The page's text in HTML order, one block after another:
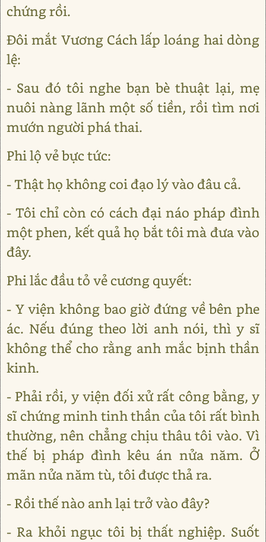
chứng rồi.
Đôi mắt Vương Cách lấp loáng hai dòng
lệ:
- Sau đó tôi nghe bạn bè thuật lại, mẹ
nuôi nàng lãnh một số tiền, rồi tìm nơi
mướn người phá thai.
Phi lộ vẻ bực tức:
- Thật họ không coi đạo lý vào đâu cả.
- Tôi chỉ còn có cách đại náo pháp đình
một phen, kết quả họ bắt tôi mà đưa vào
đây.
Phi lắc đầu tỏ vẻ cương quyết:
- Y viện không bao giờ đứng về bên phe
ác. Nếu đúng theo lời anh nói, thì y sĩ
không thể cho rằng anh mắc bịnh thần
kinh.
- Phải rồi, y viện đối xử rất công bằng, y
sĩ chứng minh tinh thần của tôi rất bình
thường, nên chẳng chịu thâu tôi vào. Vì
thế bị pháp đình kêu án nửa năm. Ở
mãn nửa năm tù, tôi được thả ra.
- Rồi thế nào anh lại trở vào đây?
- Ra khỏi ngục tôi bị thất nghiệp. Suốt